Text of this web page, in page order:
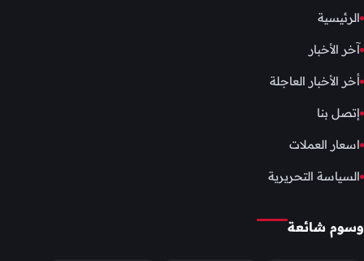
الرئيسية
آخر الأخبار
أخر الأخبار العاجلة
إتصل بنا
اسعار العملات
السياسة التحريرية
وسوم شائعة